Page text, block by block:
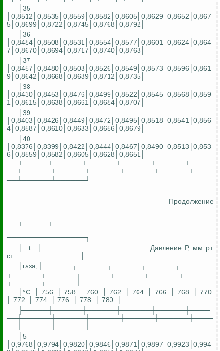
│35
│0,8512│0,8535│0,8559│0,8582│0,8605│0,8629│0,8652│0,867
5│0,8699│0,8722│0,8745│0,8768│0,8792│
│36
│0,8484│0,8508│0,8531│0,8554│0,8577│0,8601│0,8624│0,864
7│0,8670│0,8694│0,8717│0,8740│0,8763│
│37
│0,8457│0,8480│0,8503│0,8526│0,8549│0,8573│0,8596│0,861
9│0,8642│0,8668│0,8689│0,8712│0,8735│
│38
│0,8430│0,8453│0,8476│0,8499│0,8522│0,8545│0,8568│0,859
1│0,8615│0,8638│0,8661│0,8684│0,8707│
│39
│0,8403│0,8426│0,8449│0,8472│0,8495│0,8518│0,8541│0,856
4│0,8587│0,8610│0,8633│0,8656│0,8679│
│40
│0,8376│0,8399│0,8422│0,8444│0,8467│0,8490│0,8513│0,853
6│0,8559│0,8582│0,8605│0,8628│0,8651│
└─────┴──────┴──────┴──────┴──────┴────
──┴──────┴──────┴──────┴──────┴──────┴────
──┴──────┴──────┘
Продолжение
┌─────┬────────────────────────────────
──────────────────────────────────────────
────────────────┐
t Давление Р, мм рт.
ст.
│газа,├──────┬──────┬──────┬──────┬──────
┬──────┬──────┬──────┬──────┬──────┬──────
┬──────┬──────┤
│°С
│ 756 │ 758 │ 760 │ 762 │ 764 │ 766 │ 768
│ 770
│ 772
│ 774 │ 776 │ 778 │ 780
├─────┼──────┼──────┼──────┼──────┼────
──┼──────┼──────┼──────┼──────┼──────┼────
──┼──────┼──────┤
│5
│0,9768│0,9794│0,9820│0,9846│0,9871│0,9897│0,9923│0,994